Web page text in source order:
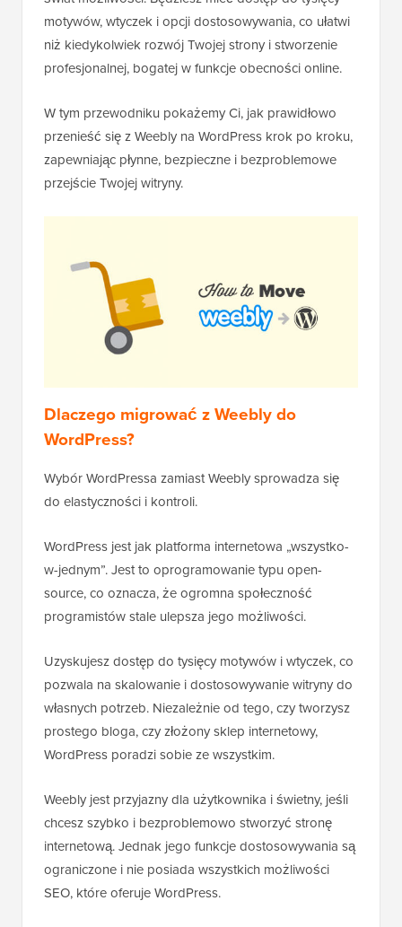
motywów, wtyczek i opcji dostosowywania, co ułatwi
niż kiedykolwiek rozwój Twojej strony i stworzenie
profesjonalnej, bogatej w funkcje obecności online.
W tym przewodniku pokażemy Ci, jak prawidłowo
przenieść się z Weebly na WordPress krok po kroku,
zapewniając płynne, bezpieczne i bezproblemowe
przejście Twojej witryny.
Dlaczego migrować z Weebly do
WordPress?
Wybór WordPressa zamiast Weebly sprowadza się
do elastyczności i kontroli.
WordPress jest jak platforma internetowa „wszystko-
w-jednym”. Jest to oprogramowanie typu open-
source, co oznacza, że ogromna społeczność
programistów stale ulepsza jego możliwości.
Uzyskujesz dostęp do tysięcy motywów i wtyczek, co
pozwala na skalowanie i dostosowywanie witryny do
własnych potrzeb. Niezależnie od tego, czy tworzysz
prostego bloga, czy złożony sklep internetowy,
WordPress poradzi sobie ze wszystkim.
Weebly jest przyjazny dla użytkownika i świetny, jeśli
chcesz szybko i bezproblemowo stworzyć stronę
internetową. Jednak jego funkcje dostosowywania są
ograniczone i nie posiada wszystkich możliwości
SEO, które oferuje WordPress.